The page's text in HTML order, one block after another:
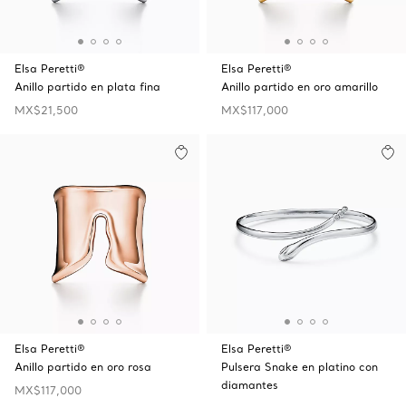
Elsa Peretti®
Anillo partido en plata fina
MX$21,500
Elsa Peretti®
Anillo partido en oro amarillo
MX$117,000
Elsa Peretti®
Anillo partido en oro rosa
MX$117,000
Elsa Peretti®
Pulsera Snake en platino con
diamantes